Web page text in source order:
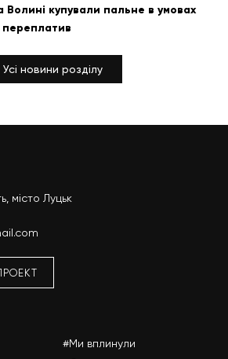
Волині купували пальне в умовах
переплатив
Усі новини розділу
місто Луцьк
#Ми вплинули